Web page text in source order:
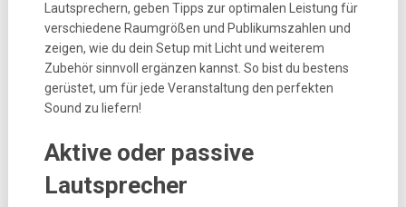
Lautsprechern, geben Tipps zur optimalen Leistung für
verschiedene Raumgrößen und Publikumszahlen und
zeigen, wie du dein Setup mit Licht und weiterem
Zubehör sinnvoll ergänzen kannst. So bist du bestens
gerüstet, um für jede Veranstaltung den perfekten
Sound zu liefern!
Aktive oder passive
Lautsprecher